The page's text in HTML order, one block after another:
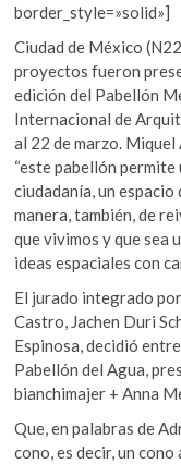
border_style=»solid»]
Ciudad de México
proyectos fueron
edición del Pabellón
Internacional de
al 22 de marzo.
“este pabellón
ciudadanía, un
manera, también, de
que vivimos y que sea
ideas espaciales con
El jurado integrado
Castro, Jachen Duri
Espinosa, decidió
Pabellón del Agua,
bianchimajer + Anna
Que, en palabras de
cono, es decir, un